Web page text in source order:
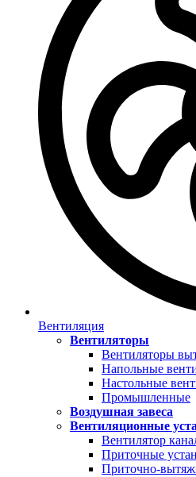
Вентиляция
Вентиляторы
Вентиляторы
Напольные
Настольные
Промышленные
Воздушная завеса
Вентиляционные
Вентилятор
Приточные
Приточно-